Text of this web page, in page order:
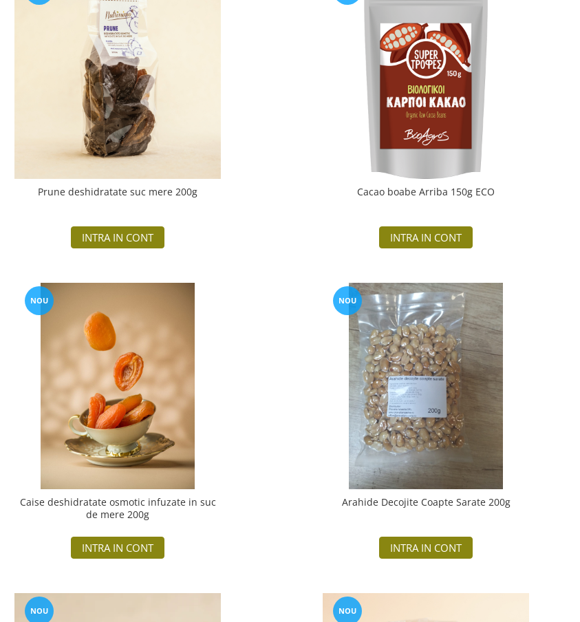
Prune deshidratate suc mere 200g
INTRA IN CONT
Cacao boabe Arriba 150g ECO
INTRA IN CONT
NOU
Caise deshidratate osmotic infuzate in suc
de mere 200g
INTRA IN CONT
NOU
Arahide Decojite Coapte Sarate 200g
INTRA IN CONT
NOU NOU